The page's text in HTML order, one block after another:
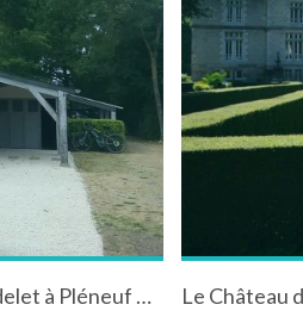
Villa traditionnelle avec piscine privée et vue sur le verdelet à Pléneuf Val André en Bretagne.